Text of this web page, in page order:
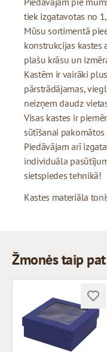
tiek izgatavotas no
Mūsu sortimentā
konstrukcijas kastes
plašu krāsu un
Kastēm ir vairāki
pārstrādājamas,
neizņem daudz
Visas kastes ir
sūtīšanai pakomātos
Piedāvājam arī
individuāla
sietspiedes tehnikā!
Kastes materiāla
Žmonės taip